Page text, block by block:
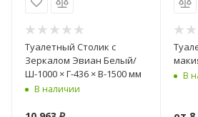
Туалетный Столик с
Зеркалом Эвиан Белый/
Ш-1000 × Г-436 × В-1500 мм
В наличии
В